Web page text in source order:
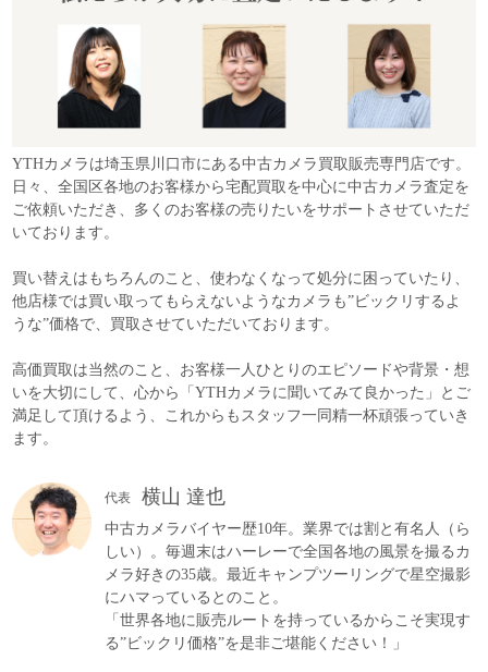
YTHカメラは埼玉県川口市にある中古カメラ買取販売専門店です。
日々、全国区各地のお客様から宅配買取を中心に中古カメラ査定を
ご依頼いただき、多くのお客様の売りたいをサポートさせていただ
いております。
買い替えはもちろんのこと、使わなくなって処分に困っていたり、
他店様では買い取ってもらえないようなカメラも”ビックリするよ
うな”価格で、買取させていただいております。
高価買取は当然のこと、お客様一人ひとりのエピソードや背景・想
いを大切にして、心から「YTHカメラに聞いてみて良かった」とご
満足して頂けるよう、これからもスタッフ一同精一杯頑張っていき
ます。
代表 横山 達也
中古カメラバイヤー歴10年。業界では割と有名人（ら
しい）。毎週末はハーレーで全国各地の風景を撮るカ
メラ好きの35歳。最近キャンプツーリングで星空撮影
にハマっているとのこと。
「世界各地に販売ルートを持っているからこそ実現す
る”ビックリ価格”を是非ご堪能ください！」